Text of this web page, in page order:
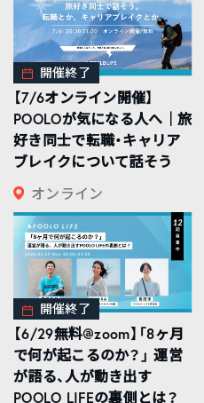
開催終了
【7/6オンライン開催】
POOLOが気になる人へ｜旅
好き同士で転職・キャリア
ブレイクについて話そう
オンライン
開催終了
【6/29無料@zoom】「8ヶ月
で何が起こるのか？」 運営
が語る、人が動き出す
POOLO LIFEの裏側とは？